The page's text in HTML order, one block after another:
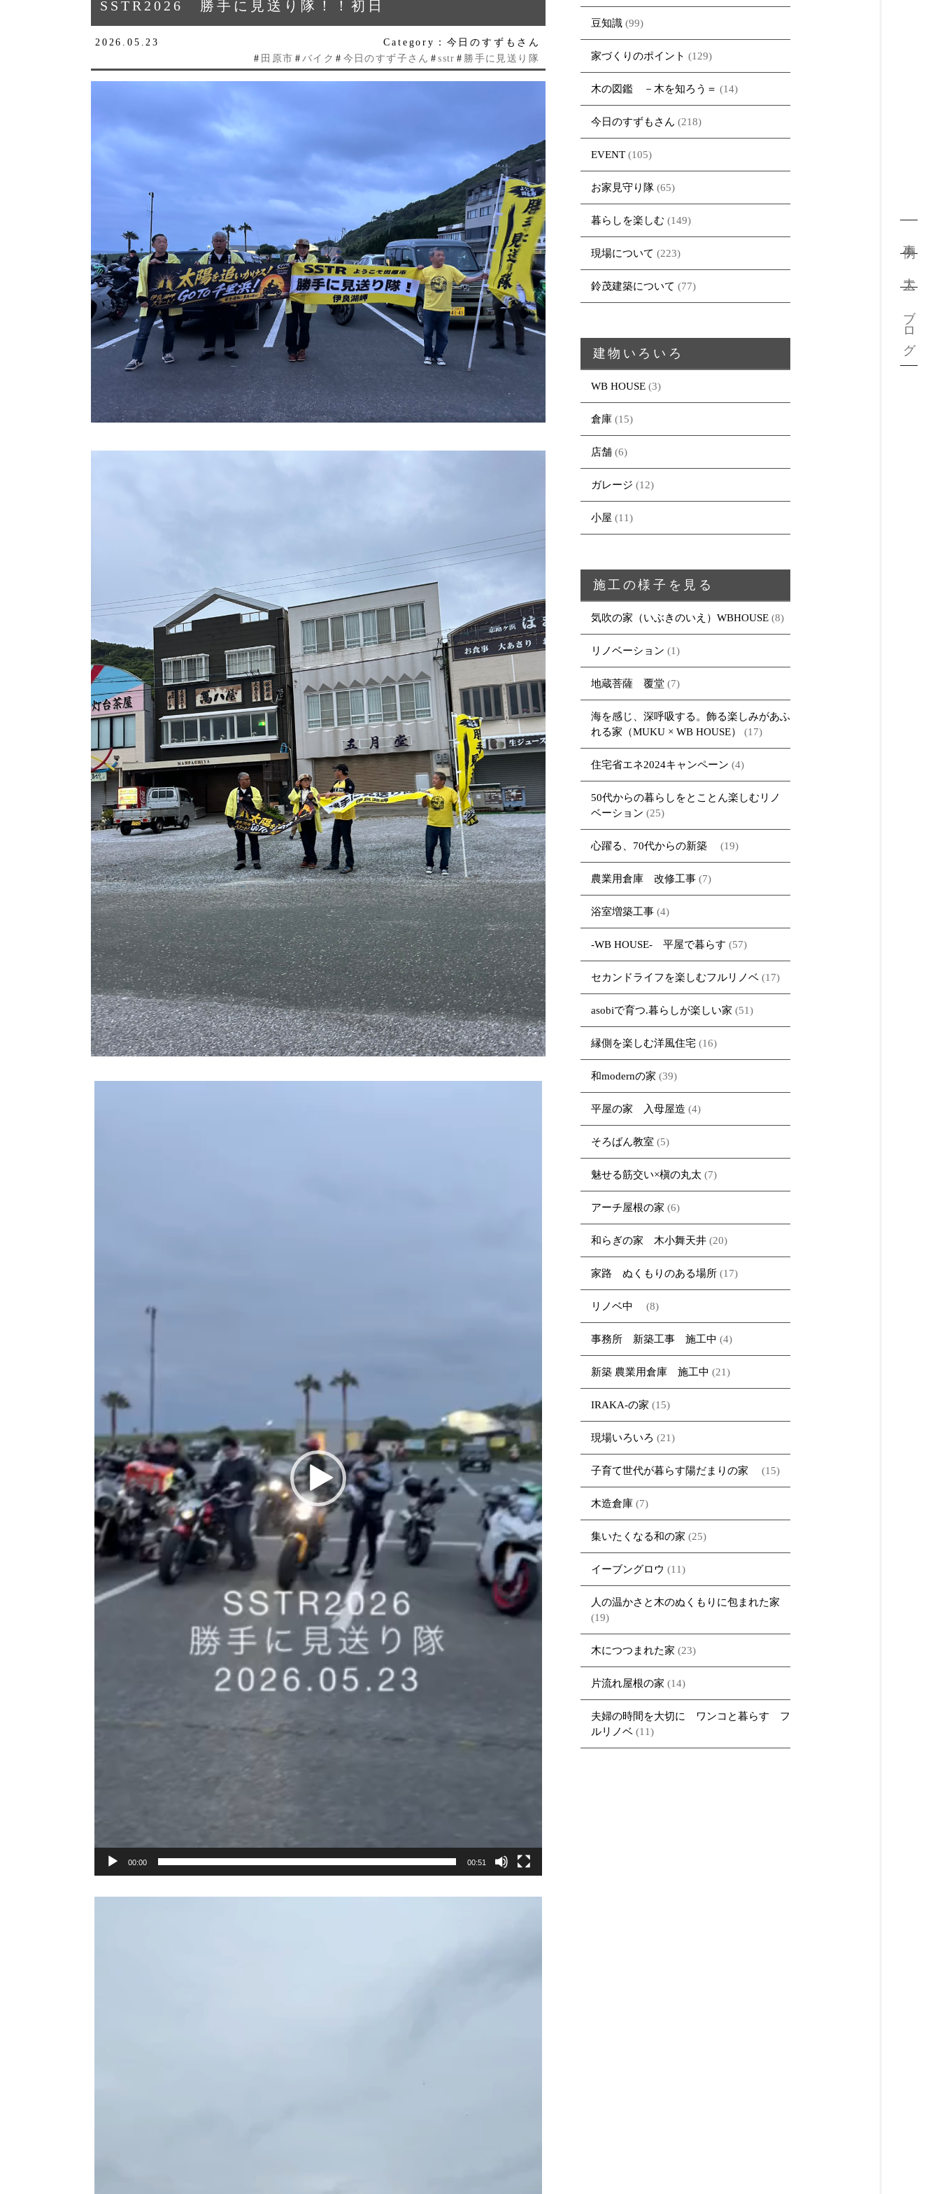
ブログ
SSTR2026 勝手に見送り隊！！初日
2026.05.23
Category：今日のすずもさん
# 田原市 # バイク # 今日のすず子さん # sstr # 勝手に見送り隊
00:00 00:51
豆知識(99)
家づくりのポイント (129)
木の図鑑 －木を知ろう＝ (14)
今日のすずもさん (218)
EVENT(105)
お家見守り隊(65)
暮らしを楽しむ (149)
現場について (223)
鈴茂建築について (77)
建物いろいろ
WB HOUSE(3)
倉庫(15)
店舗(6)
ガレージ (12)
小屋 (11)
施工の様子を見る
気吹の家（いぶきのいえ）WBHOUSE(8)
リノベーション (1)
地蔵菩薩 覆堂(7)
海を感じ、深呼吸する。飾る楽しみがあふ
れる家（MUKU × WB HOUSE）
(17)
住宅省エネ2024キャンペーン (4)
50代からの暮らしをとことん楽しむリノ
ベーション (25)
心躍る、70代からの新築 (19)
農業用倉庫 改修工事(7)
浴室増築工事(4)
-WB HOUSE- 平屋で暮らす (57)
セカンドライフを楽しむフルリノベ(17)
asobiで育つ.暮らしが楽しい家 (51)
縁側を楽しむ洋風住宅(16)
和modernの家 (39)
平屋の家 入母屋造 (4)
そろばん教室 (5)
魅せる筋交い×槇の丸太 (7)
アーチ屋根の家 (6)
和らぎの家 木小舞天井(20)
家路 ぬくもりのある場所(17)
リノベ中 (8)
事務所 新築工事 施工中 (4)
新築 農業用倉庫 施工中 (21)
IRAKA-の家 (15)
現場いろいろ (21)
子育て世代が暮らす陽だまりの家 (15)
木造倉庫(7)
集いたくなる和の家 (25)
イーブングロウ (11)
人の温かさと木のぬくもりに包まれた家
(19)
木につつまれた家 (23)
片流れ屋根の家 (14)
夫婦の時間を大切に ワンコと暮らす フ
ルリノベ(11)